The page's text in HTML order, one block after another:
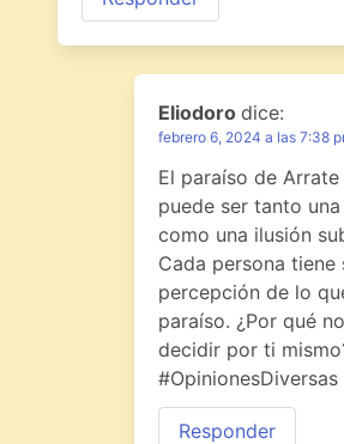
Eliodoro dice:
febrero 6, 2024 a las 7:38
El paraíso de Arrate
puede ser tanto
como una ilusión
Cada persona tiene
percepción de lo
paraíso. ¿Por qué
decidir por ti
#OpinionesDiversas
Responder